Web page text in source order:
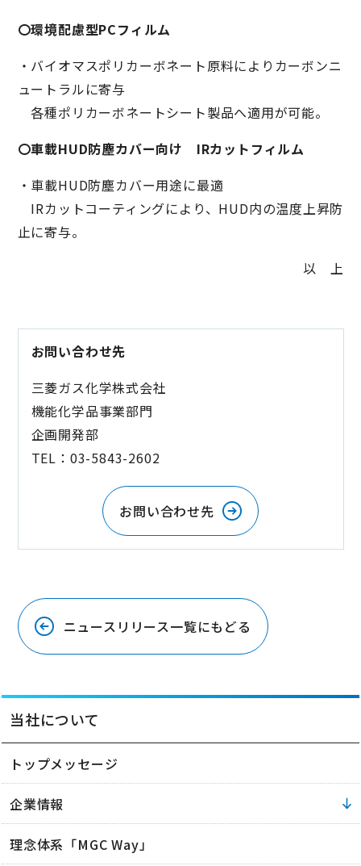
〇環境配慮型PCフィルム
・バイオマスポリカーボネート原料によりカーボンニ
ュートラルに寄与
各種ポリカーボネートシート製品へ適用が可能。
〇車載HUD防塵カバー向け IRカットフィルム
・車載HUD防塵カバー用途に最適
IRカットコーティングにより、HUD内の温度上昇防
止に寄与。
以 上
お問い合わせ先
三菱ガス化学株式会社
機能化学品事業部門
企画開発部
TEL：03-5843-2602
お問い合わせ先
ニュースリリース一覧にもどる
当社について
トップメッセージ
企業情報
理念体系「MGC Way」